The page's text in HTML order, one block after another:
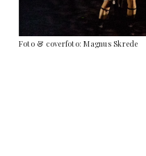
Foto & coverfoto: Magnus Skrede